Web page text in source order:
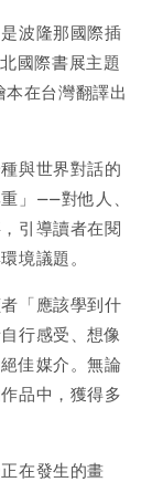
波隆那國際插
國際書展主題
在台灣翻譯出
與世界對話的
」——對他人、
引導讀者在閱
境議題。
「應該學到什
行感受、想像
佳媒介。無論
品中，獲得多
在發生的畫